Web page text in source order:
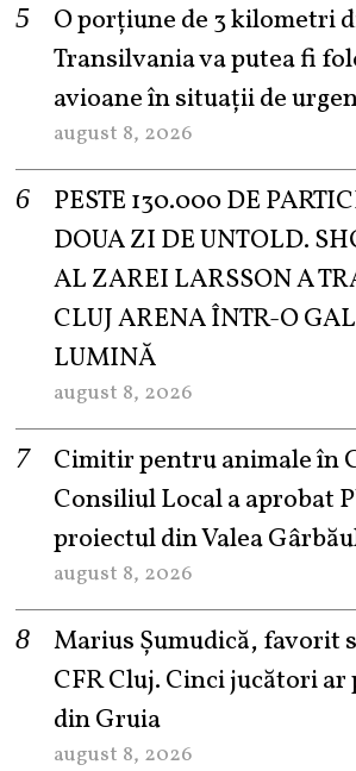
O porțiune de 3 kilometri
Transilvania va putea fi
avioane în situații de
august 8, 2026
PESTE 130.000 DE
DOUA ZI DE UNTOLD.
AL ZAREI LARSSON A
CLUJ ARENA ÎNTR-O
LUMINĂ
august 8, 2026
Cimitir pentru animale în
Consiliul Local a aprobat
proiectul din Valea
august 8, 2026
Marius Șumudică, favorit
CFR Cluj. Cinci jucători ar
din Gruia
august 8, 2026